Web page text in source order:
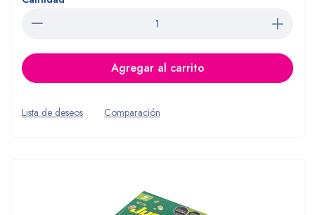
Agregar al carrito
Lista de deseos Comparación